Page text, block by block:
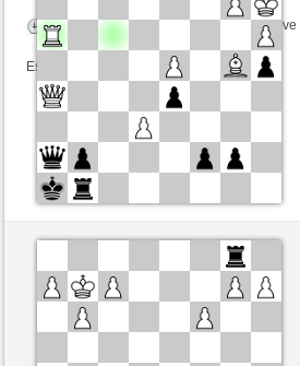
Tiempo: 7 minutes/side + 3 seconds/move
Esta partida es por puntos
Blancas
Celan (1472) (+11)
Rpe2_1968 (1356) (-11)
Tiempo: 5 minutes/side + 8 seconds/move